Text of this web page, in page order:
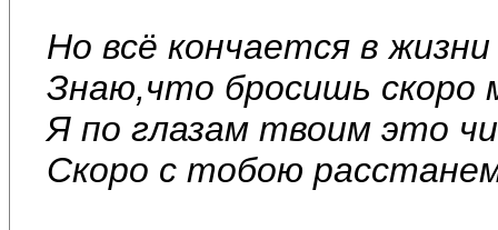
Но всё кончается в
Знаю,что бросишь скоро
Я по глазам твоим это
Скоро с тобою